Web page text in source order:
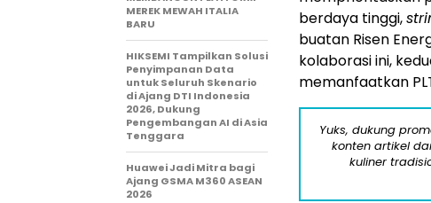
berdaya tinggi,
buatan Risen
kolaborasi ini,
memanfaatkan
Yuks, dukung
konten artikel
kuliner
MEREK MEWAH ITALIA
BARU
HIKSEMI Tampilkan Solusi
Penyimpanan Data
untuk Seluruh Skenario
di Ajang DTI Indonesia
2026, Dukung
Pengembangan AI di Asia
Tenggara
Huawei Jadi Mitra bagi
Ajang GSMA M360 ASEAN
2026